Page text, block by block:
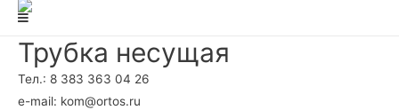
Трубка несущая
Тел.: 8 383 363 04 26
e-mail: kom@ortos.ru